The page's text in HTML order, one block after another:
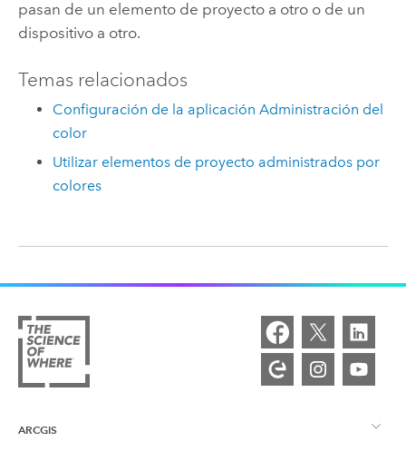
pasan de un elemento de proyecto a otro o de un
dispositivo a otro.
Temas relacionados
Configuración de la aplicación Administración del
color
Utilizar elementos de proyecto administrados por
colores
ARCGIS